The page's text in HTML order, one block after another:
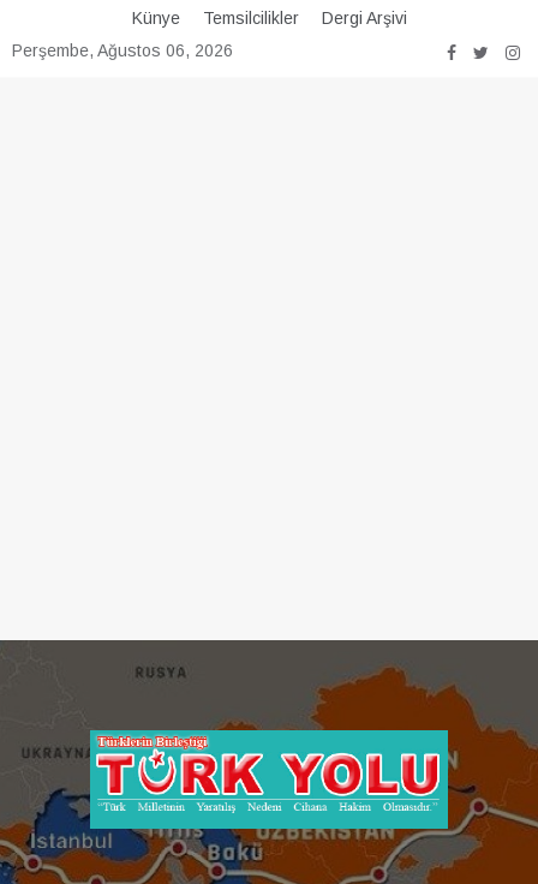
to
Künye Temsilcilikler
Dergi Arşivi
Perşembe, Ağustos 06, 2026
Türk Yolu Dergisi